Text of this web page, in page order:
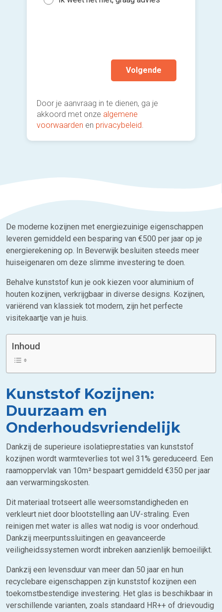
Volgende
Door je aanvraag in te dienen, ga je
akkoord met onze algemene
voorwaarden en privacybeleid.
De moderne kozijnen met energiezuinige eigenschappen
leveren gemiddeld een besparing van €500 per jaar op je
energierekening op. In Beverwijk besluiten steeds meer
huiseigenaren om deze slimme investering te doen.
Behalve kunststof kun je ook kiezen voor aluminium of
houten kozijnen, verkrijgbaar in diverse designs. Kozijnen,
variërend van klassiek tot modern, zijn het perfecte
visitekaartje van je huis.
Inhoud
Kunststof Kozijnen:
Duurzaam en
Onderhoudsvriendelijk
Dankzij de superieure isolatieprestaties van kunststof
kozijnen wordt warmteverlies tot wel 31% gereduceerd. Een
raamoppervlak van 10m² bespaart gemiddeld €350 per jaar
aan verwarmingskosten.
Dit materiaal trotseert alle weersomstandigheden en
verkleurt niet door blootstelling aan UV-straling. Even
reinigen met water is alles wat nodig is voor onderhoud.
Dankzij meerpuntssluitingen en geavanceerde
veiligheidssystemen wordt inbreken aanzienlijk bemoeilijkt.
Dankzij een levensduur van meer dan 50 jaar en hun
recyclebare eigenschappen zijn kunststof kozijnen een
toekomstbestendige investering. Het glas is beschikbaar in
verschillende varianten, zoals standaard HR++ of drievoudig